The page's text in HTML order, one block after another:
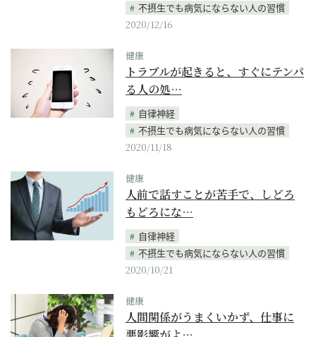
不摂生でも病気にならない人の習慣
2020/12/16
健康
トラブルが起きると、すぐにテンパ
る人の処…
自律神経
不摂生でも病気にならない人の習慣
2020/11/18
健康
人前で話すことが苦手で、しどろ
もどろにな…
自律神経
不摂生でも病気にならない人の習慣
2020/10/21
健康
人間関係がうまくいかず、仕事に